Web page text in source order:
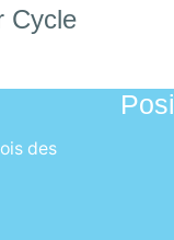
Cycle
des